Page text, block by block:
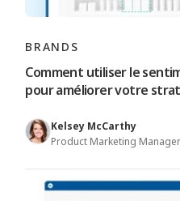
BRANDS
Comment utiliser le
pour améliorer votre
Kelsey McCarthy
Product Marketing